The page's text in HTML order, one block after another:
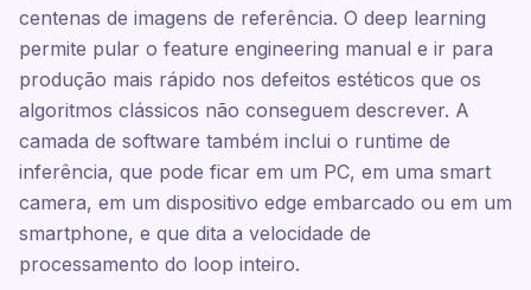
centenas de imagens de referência. O deep learning
permite pular o feature engineering manual e ir para
produção mais rápido nos defeitos estéticos que os
algoritmos clássicos não conseguem descrever. A
camada de software também inclui o runtime de
inferência, que pode ficar em um PC, em uma smart
camera, em um dispositivo edge embarcado ou em um
smartphone, e que dita a velocidade de
processamento do loop inteiro.